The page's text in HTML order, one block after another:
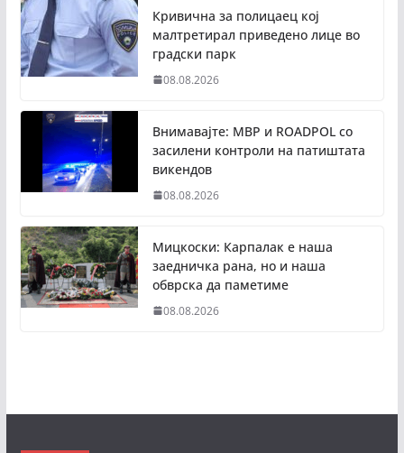
Кривична за полицаец кој
малтретирал приведено лице во
градски парк
08.08.2026
Внимавајте: МВР и ROADPOL со
засилени контроли на патиштата
викендов
08.08.2026
Мицкоски: Карпалак е наша
заедничка рана, но и наша
обврска да паметиме
08.08.2026